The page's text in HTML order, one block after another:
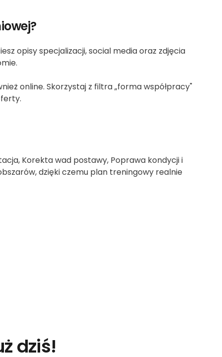
opisy specjalizacji, social media oraz zdjęcia
online. Skorzystaj z filtra „forma współpracy"
Korekta wad postawy, Poprawa kondycji i
dzięki czemu plan treningowy realnie
dziś!